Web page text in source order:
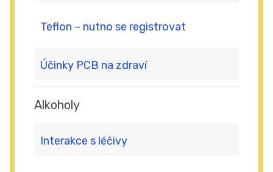
Teflon – nutno se registrovat
Účinky PCB na zdraví
Alkoholy
Interakce s léčivy